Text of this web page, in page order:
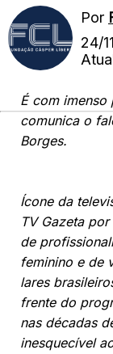
Por
24/
É com imenso
comunica o
Borges.
Ícone da
TV Gazeta
de
feminino e de
lares
frente do
nas décadas
inesquecível